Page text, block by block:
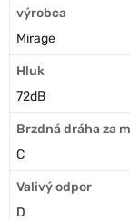
výrobca
Mirage
Hluk
72dB
Brzdná dráha za
C
Valivý odpor
D